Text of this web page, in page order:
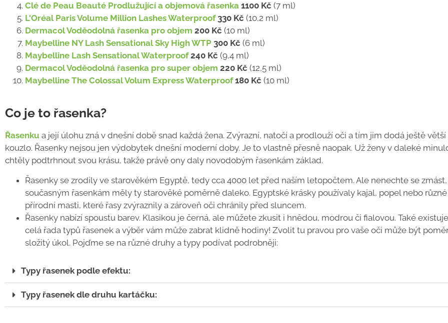
Clé de Peau Beauté Prodlužující a objemová řasenka 1100 Kč (7 ml)
L'Oréal Paris Volume Million Lashes Waterproof 330 Kč (10,2 ml)
Dermacol Voděodolná řasenka pro objem 200 Kč (10 ml)
Maybelline NY Lash Sensational Sky High WTP 300 Kč (6 ml)
Maybelline Lash Sensational Waterproof 240 Kč (9,4 ml)
Dermacol Voděodolná řasenka pro super objem 220 Kč (12,5 ml)
Maybelline The Colossal Volum Express Waterproof 180 Kč (10 ml)
Co je to řasenka?
Řasenku a její úlohu zná v dnešní době snad každá žena. Zvýrazní, natočí a prodlouží oči a tím jim dodá ještě větší
kouzlo. Řasenky nejsou jen výdobytek dnešní moderní doby. Je to vlastně přesně naopak. Už ženy v daleké
chtěly podtrhnout svou krásu, takže právě ony daly novodobým řasenkám základ.
Řasenky se zrodily ve starověkém Egyptě, tedy cca 4000 let před naším letopočtem. Ale nenechte se
současným řasenkám měly ty starověké poměrně daleko. Egyptské krásky používaly kajal, popel nebo různé
přírodní masti, které řasy zvýraznily a zároveň oči chránily před sluncem.
Řasenky nabízí spoustu barev. Klasikou je černá, ale můžete zkusit i hnědou, modrou či fialovou. Také existuje
celá řada typů řasenek a výběr vám může zabrat klidně hodiny! Zvolit tu pravou pro vaše oči může být
složitý úkol. Pojďme se na různé druhy a typy podívat podrobněji:
Typy řasenek podle efektu:
Typy řasenek dle druhu kartáčku: